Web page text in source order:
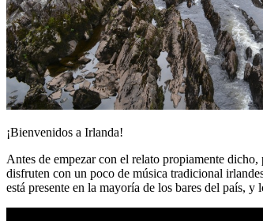
¡Bienvenidos a Irlanda!
Antes de empezar con el relato propiamente
disfruten con un poco de música tradicional
está presente en la mayoría de los bares del país,